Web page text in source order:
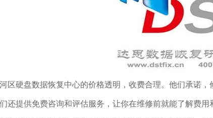
区硬盘数据恢复中心的价格透明，收费合理。他们承诺，
还提供免费咨询和评估服务，让你在维修前就能了解费用